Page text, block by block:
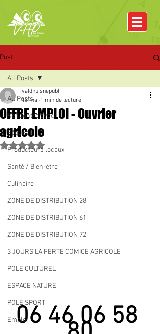
Post
All Posts
Rencontre avec
Pâques
Producteurs locaux
Santé / Bien-être
Culinaire
ZONE DE DISTRIBUTION 28
ZONE DE DISTRIBUTION 61
ZONE DE DISTRIBUTION 72
3 JOURS LA FERTE COMICE AGRICOLE
POLE CULTUREL
ESPACE NATURE
POLE SPORT
Emploi
All Posts
OFFRE EMPLOI - Ouvrier
agricole
valdhuisnepubli
18 mai 1 min de lecture
Noté NaN étoiles sur 5.
06 46 06 58